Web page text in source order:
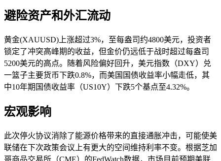
避险资产和外汇流动
黄金(XAUUSD)上涨超过3%，至每盎司约4800美元，投资者
锁定了冲突高峰期的收益，但金价仍远低于战时超过每盎司
5200美元的高点。随着风险偏好回升，美元指数（DXY）兑
一篮子主要货币下跌0.8%，而美国国债收益率小幅走低，其
中10年期国债收益率（US10Y）下跌5个基点至4.32%。
宏观影响
此次停火协议消除了能源价格带来的直接通胀冲击，可能使美
联储在下次政策会议上有更大的空间维持利率不变。根据芝加
哥商品交易所（CME）的FedWatch数据，市场目前预期美联